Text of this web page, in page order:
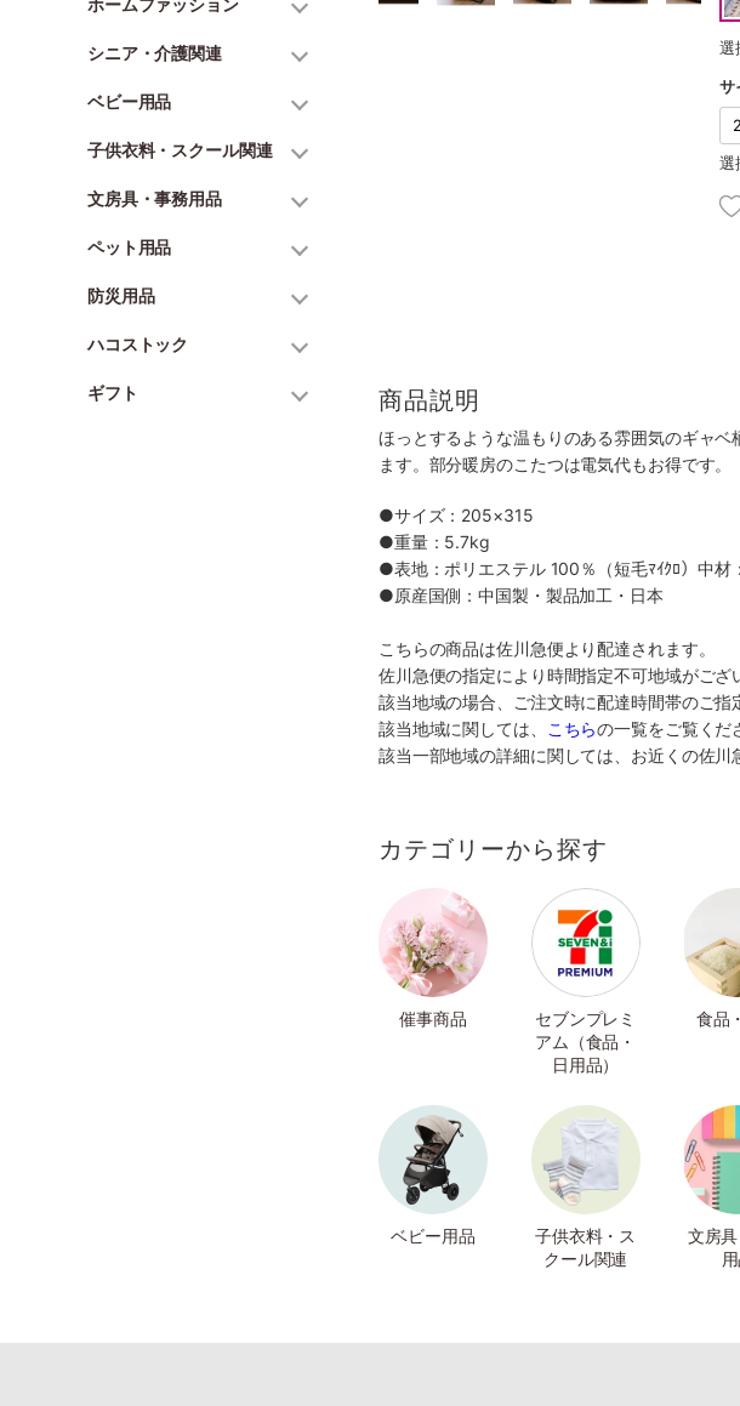
ホームファッション
シニア・介護関連
ベビー用品
子供衣料・スクール関連
文房具・事務用品
ペット用品
防災用品
ハコストック
ギフト
選
サ
選
商品説明
ほっとするような温もりのある雰囲気のギャ
ます。部分暖房のこたつは電気代もお得です。
●サイズ：205×315
●重量：5.7kg
●表地：ポリエステル 100％（短毛ﾏｲｸﾛ）中
●原産国側：中国製・製品加工・日本
こちらの商品は佐川急便より配達されます。
佐川急便の指定により時間指定不可地域がござ
該当地域の場合、ご注文時に配達時間帯のご指
該当地域に関しては、
こちらの一覧をご覧くだ
該当一部地域の詳細に関しては、お近くの佐川
カテゴリーから探す
催事商品
セブンプレミ
アム（食品・
日用品）
食品
ベビー用品
子供衣料・ス
クール関連
文房